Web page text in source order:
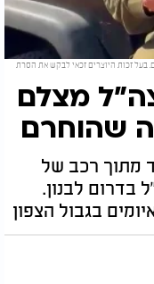
בכפוף לחוק זכות היוצרים. בעל זכות היוצרים זכאי לבקש את הסרת
מצלם
שהוחרם
מתוך רכב של
בדרום לבנון.
בגבול הצפון